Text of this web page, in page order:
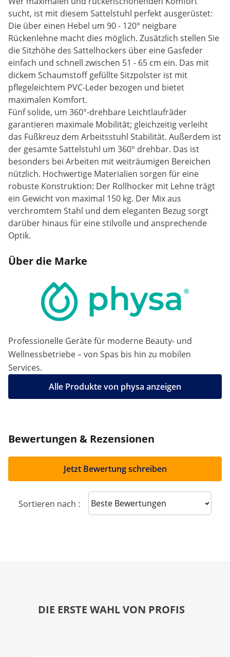
sucht, ist mit diesem Sattelstuhl perfekt ausgerüstet:
Die über einen Hebel um 90 - 120° neigbare
Rückenlehne macht dies möglich. Zusätzlich stellen Sie
die Sitzhöhe des Sattelhockers über eine Gasfeder
einfach und schnell zwischen 51 - 65 cm ein. Das mit
dickem Schaumstoff gefüllte Sitzpolster ist mit
pflegeleichtem PVC-Leder bezogen und bietet
maximalen Komfort.
Fünf solide, um 360°-drehbare Leichtlaufräder
garantieren maximale Mobilität; gleichzeitig verleiht
das Fußkreuz dem Arbeitsstuhl Stabilität. Außerdem ist
der gesamte Sattelstuhl um 360° drehbar. Das ist
besonders bei Arbeiten mit weiträumigen Bereichen
nützlich. Hochwertige Materialien sorgen für eine
robuste Konstruktion: Der Rollhocker mit Lehne trägt
ein Gewicht von maximal 150 kg. Der Mix aus
verchromtem Stahl und dem eleganten Bezug sorgt
darüber hinaus für eine stilvolle und ansprechende
Optik.
Über die Marke
Professionelle Geräte für moderne Beauty- und
Wellnessbetriebe – von Spas bis hin zu mobilen
Services.
Alle Produkte von physa anzeigen
Bewertungen & Rezensionen
Jetzt Bewertung schreiben
Sortieren nach : Sort reviews
DIE ERSTE WAHL VON PROFIS